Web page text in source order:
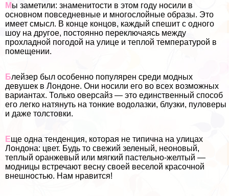
М ы заметили: знаменитости в этом году носили в
основном повседневные и многослойные образы. Это
имеет смысл. В конце концов, каждый спешит с одного
шоу на другое, постоянно переключаясь между
прохладной погодой на улице и теплой температурой в
помещении.
Блейзер был особенно популярен среди модных
дeвyшек в Лондоне. Они носили его во всех возможных
вариантах. Только оверсайз — это единственный способ
его легко натянуть на тонкие водолазки, блузки, пуловеры
и даже толстовки.
Еще одна тенденция, которая не типична на улицах
Лондона: цвет. Будь то свежий зеленый, неоновый,
теплый оранжевый или мягкий пастельно-желтый —
модницы встречают весну своей веселой красочной
внешностью. Нам нравится!